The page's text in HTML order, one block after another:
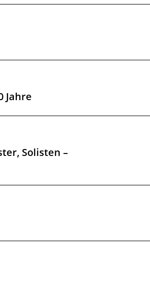
Jahre
Solisten –